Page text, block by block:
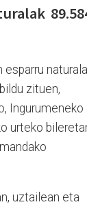
zituen,
Ingurumeneko
urteko
uztailean eta